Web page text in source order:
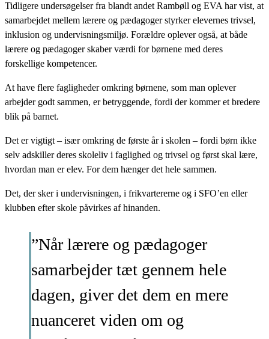
Tidligere undersøgelser fra blandt andet Rambøll og EVA har vist, at
samarbejdet mellem lærere og pædagoger styrker elevernes trivsel,
inklusion og undervisningsmiljø. Forældre oplever også, at både
lærere og pædagoger skaber værdi for børnene med deres
forskellige kompetencer.
At have flere fagligheder omkring børnene, som man oplever
arbejder godt sammen, er betryggende, fordi der kommer et bredere
blik på barnet.
Det er vigtigt – især omkring de første år i skolen – fordi børn ikke
selv adskiller deres skoleliv i faglighed og trivsel og først skal lære,
hvordan man er elev. For dem hænger det hele sammen.
Det, der sker i undervisningen, i frikvartererne og i SFO’en eller
klubben efter skole påvirkes af hinanden.
”Når lærere og pædagoger
samarbejder tæt gennem hele
dagen, giver det dem en mere
nuanceret viden om og